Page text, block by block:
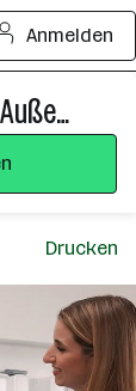
Anmelden
Area Sales Manager Österreich im Außendienst (m/w/d)
Drucken